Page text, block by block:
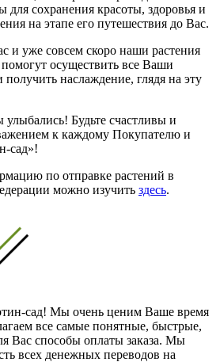
сохранения красоты, здоровья и
на этапе его путешествия до Вас.
и уже совсем скоро наши растения
осуществить все Ваши
наслаждение, глядя на эту
Будьте счастливы и
к каждому Покупателю и
сад»!
по отправке растений в
можно изучить здесь.
сад! Мы очень ценим Ваше время
все самые понятные, быстрые,
Вас способы оплаты заказа. Мы
всех денежных переводов на